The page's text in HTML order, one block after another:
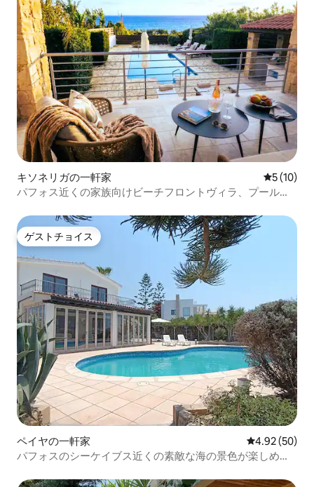
キソネリガの一軒家 レビュー
5 (10)
パフォス近くの家族向けビーチフロントヴィラ、プールと
ゲストチョイス
ゲストチョイス
ペイヤの一軒家 レビュー50
4.92 (50)
パフォスのシーケイブス近くの素敵な海の景色が楽しめる